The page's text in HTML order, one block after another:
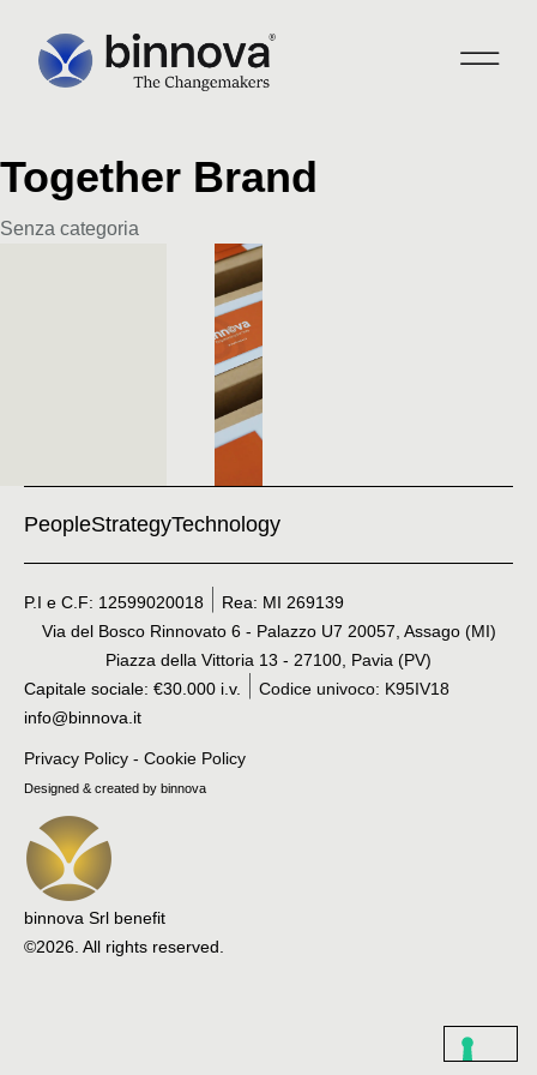
Together Brand
Category
Senza categoria
PeopleStrategyTechnology
binnova Srl benefit
©2026. All rights reserved.
P.I e C.F: 12599020018
Rea: MI 269139
Via del Bosco Rinnovato 6 - Palazzo U7 20057, Assago (MI)
Piazza della Vittoria 13 - 27100, Pavia (PV)
Capitale sociale: €30.000 i.v.
Codice univoco: K95IV18
info@binnova.it
Privacy Policy - Cookie Policy
Designed & created by binnova